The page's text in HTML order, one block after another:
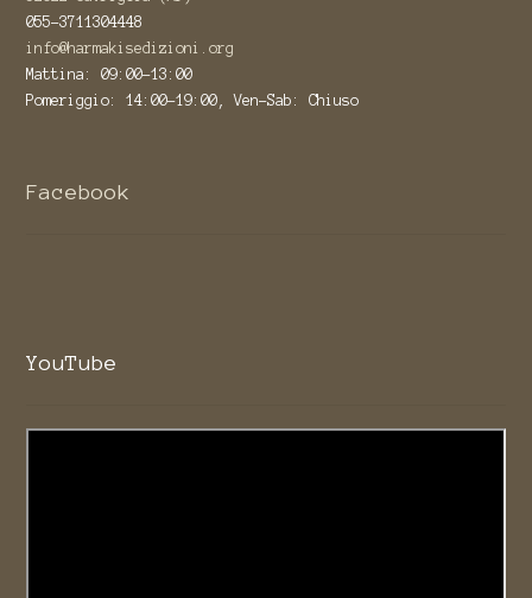
055-3711304448
info@harmakisedizioni.org
Mattina: 09:00-13:00
Pomeriggio: 14:00-19:00, Ven-Sab: Chiuso
Facebook
YouTube